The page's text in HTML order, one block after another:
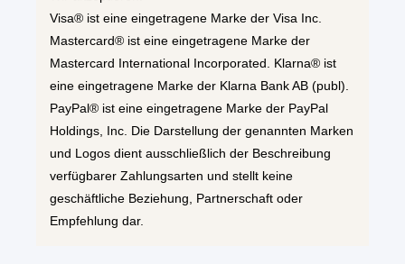
Visa® ist eine eingetragene Marke der Visa Inc.
Mastercard® ist eine eingetragene Marke der
Mastercard International Incorporated. Klarna® ist
eine eingetragene Marke der Klarna Bank AB (publ).
PayPal® ist eine eingetragene Marke der PayPal
Holdings, Inc. Die Darstellung der genannten Marken
und Logos dient ausschließlich der Beschreibung
verfügbarer Zahlungsarten und stellt keine
geschäftliche Beziehung, Partnerschaft oder
Empfehlung dar.